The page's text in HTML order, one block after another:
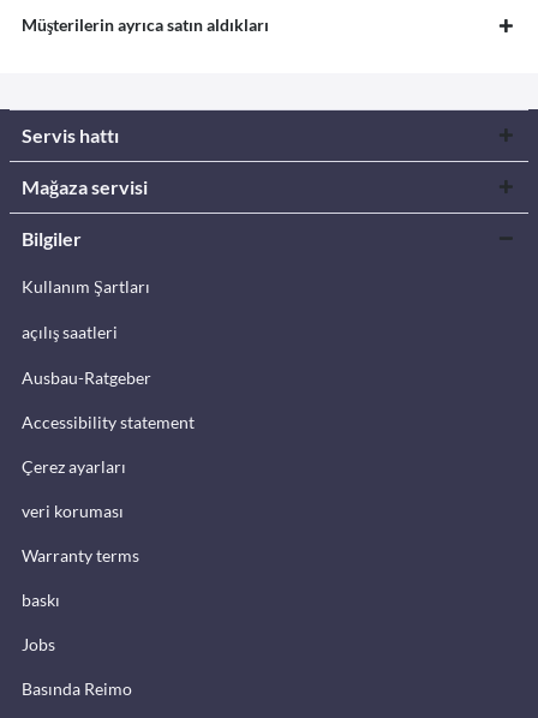
Müşterilerin ayrıca satın aldıkları
Servis hattı
Mağaza servisi
Bilgiler
Kullanım Şartları
açılış saatleri
Ausbau-Ratgeber
Accessibility statement
Çerez ayarları
veri koruması
Warranty terms
baskı
Jobs
Basında Reimo